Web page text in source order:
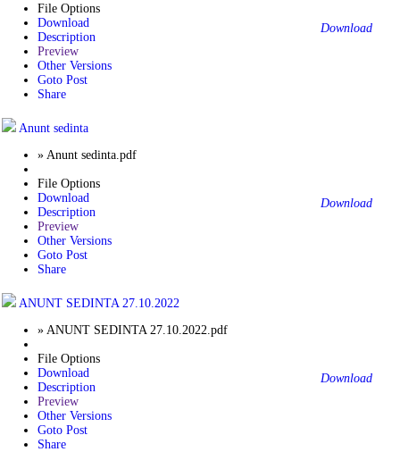
File Options
Download
Description
Preview
Other Versions
Goto Post
Share
Download
Anunt sedinta
» Anunt sedinta.pdf
File Options
Download
Description
Preview
Other Versions
Goto Post
Share
Download
ANUNT SEDINTA 27.10.2022
» ANUNT SEDINTA 27.10.2022.pdf
File Options
Download
Description
Preview
Other Versions
Goto Post
Share
Download